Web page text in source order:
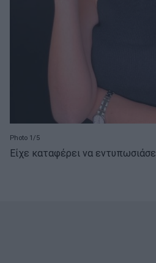
Photo 1/5
Είχε καταφέρει να